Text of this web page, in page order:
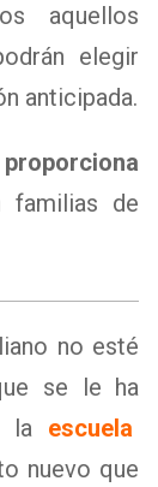
aquellos
elegir
anticipada.
proporciona
familias de
no esté
se le ha
la escuela
nuevo que